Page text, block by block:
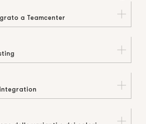
a Teamcenter